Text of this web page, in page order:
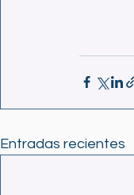
Entradas recientes